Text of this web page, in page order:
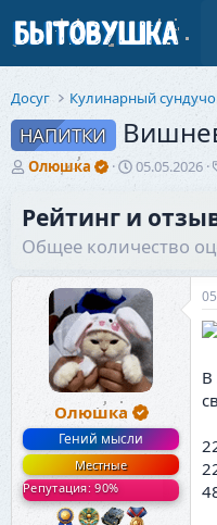
Досуг Кулинарный
НАПИТКИ
А
о
р
е
Олюшка
Д
а
н
ч
а
л
а
05.05.2026
Рейтинг и
Общее количество
Олюшка
Гений мысли
Местные
Репутация: 90%
В